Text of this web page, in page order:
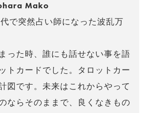
Mako
で突然占い師になった波乱万
った時、誰にも話せない事を語
トカードでした。タロットカー
図です。未来はこれからやって
ならそのままで、良くなきもの